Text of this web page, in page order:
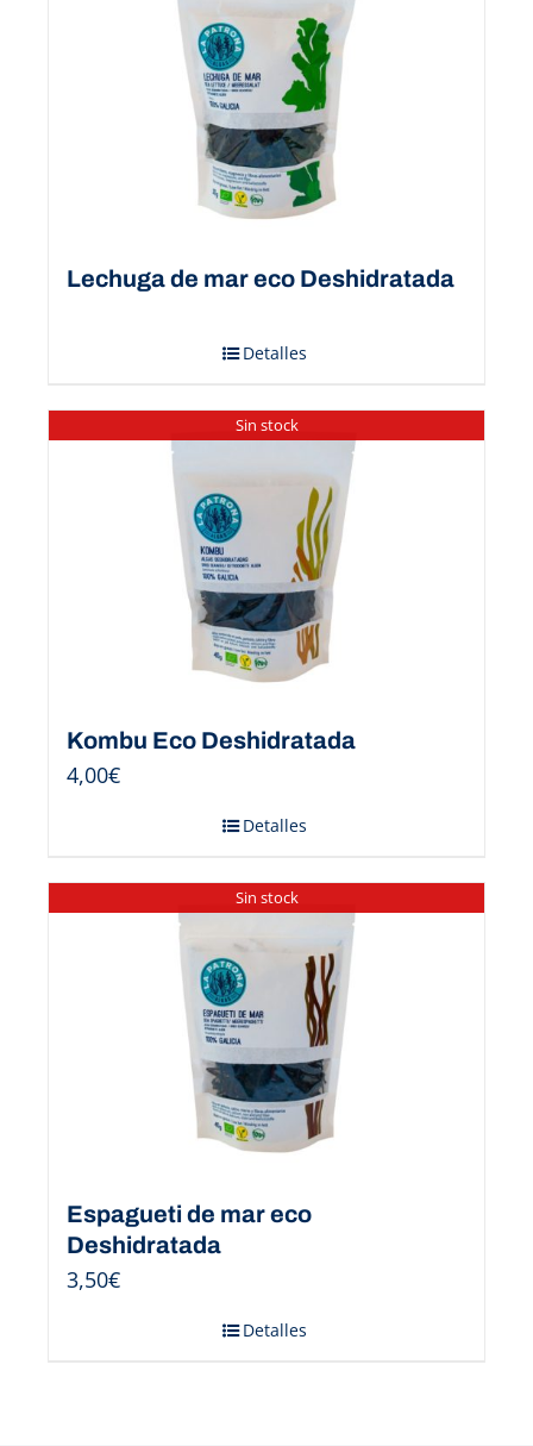
Lechuga de mar eco Deshidratada
Detalles
Sin stock
Kombu Eco Deshidratada
4,00€
Detalles
Sin stock
Espagueti de mar eco
Deshidratada
3,50€
Detalles